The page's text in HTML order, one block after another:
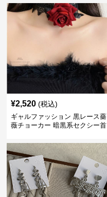
¥2,520 (税込)
ギャルファッション 黒レース薔
薇チョーカー 暗黒系セクシー首